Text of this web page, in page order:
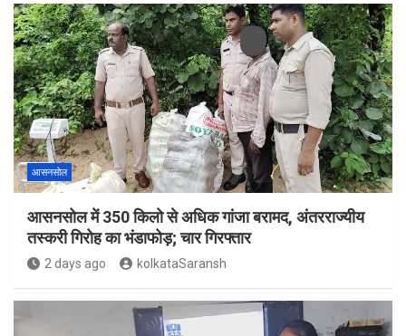
आसनसोल
आसनसोल में 350 किलो से अधिक गांजा बरामद, अंतरराज्यीय
तस्करी गिरोह का भंडाफोड़; चार गिरफ्तार
2 days ago kolkataSaransh